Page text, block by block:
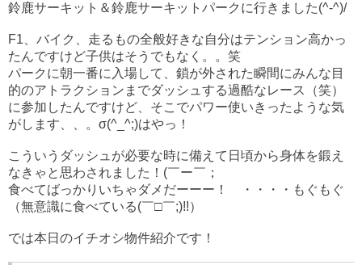
鈴鹿サーキット＆鈴鹿サーキットパークに行きました(^-^)/
F1、バイク、走るもの全般好きな自分はテンション高かっ
たんですけど子供はそうでもなく。。笑
パークに朝一番に入場して、鎖が外された瞬間にみんな目
的のアトラクションまでダッシュする過酷なレース（笑）
に参加したんですけど、そこでパワー使いきったような気
がします、、。σ(^_^;)はやっ！
こういうダッシュが必要な時に備えて日頃から身体を鍛え
なきゃと思わされました！(￣ー￣；
食べてばっかりいちゃダメだーーー！ ・・・・もぐもぐ
（無意識に食べている(￣□￣;)!!）
では本日のイチオシ物件紹介です！